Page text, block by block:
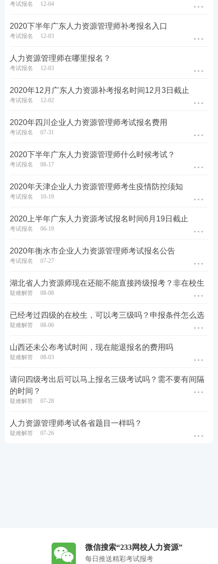
考试报名 12-04
2020下半年广东人力资源管理师补考报名入口
考试报名 12-03
人力资源管理师在哪里报名？
考试报名 12-03
2020年12月广东人力资源补考报名时间12月3日截止
考试报名 12-02
2020年四川企业人力资源管理师考试报名费用
考试报名 07-31
2020下半年广东人力资源管理师什么时候考试？
考试报名 08-17
2020年天津企业人力资源管理师考生疫情防控须知
考试报名 10-19
2020上半年广东人力资源考试报名时间6月19日截止
考试报名 06-19
2020年衡水市企业人力资源管理师考试报名公告
考试报名 07-27
湖北省人力资源师现在还能不能直接跨级报考？非在校生
疑难解答 08-08
已经考过四级的在校生，可以考三级吗？申报条件怎么选
疑难解答 08-06
山西还未公布考试时间，现在能退报名的费用吗
疑难解答 08-03
请问四级考出后可以马上报名三级考试吗？需不要有间隔
的时间？
疑难解答 07-28
人力资源管理师考试各省题目一样吗？
疑难解答 07-26
微信搜索“233网校人力资源”
每日推送精彩考试报考